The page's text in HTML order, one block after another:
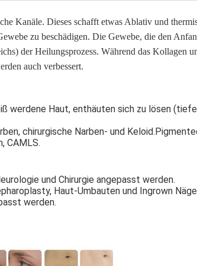
Kanäle. Dieses schafft etwas Ablativ und
zu beschädigen. Die Gewebe, die den
der Heilungsprozess. Während das Kollagen
auch verbessert.
werdene Haut, enthäuten sich zu lösen
chirurgische Narben- und
CAMLS.
und Chirurgie angepasst werden.
Haut-Umbauten und Ingrown
werden.